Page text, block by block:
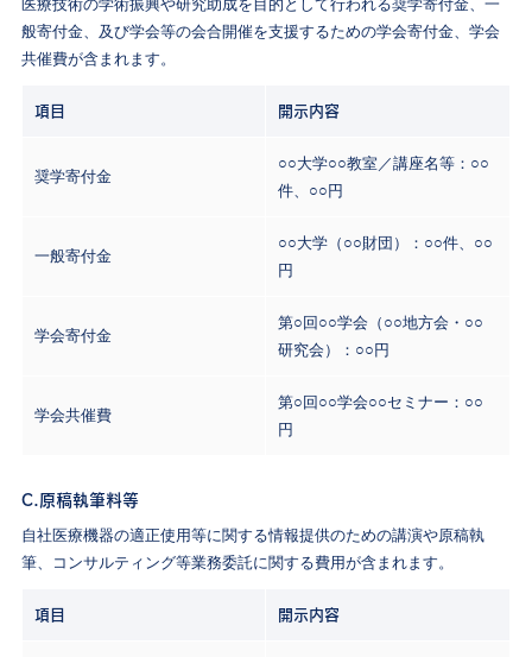
医療技術の学術振興や研究助成を目的として行われる奨学寄付金、一
般寄付金、及び学会等の会合開催を支援するための学会寄付金、学会
共催費が含まれます。
項目 開示内容
奨学寄付金
○○大学○○教室／講座名等：○○
件、○○円
一般寄付金
○○大学（○○財団）：○○件、○○
円
学会寄付金
第○回○○学会（○○地方会・○○
研究会）：○○円
学会共催費
第○回○○学会○○セミナー：○○
円
C.原稿執筆料等
自社医療機器の適正使用等に関する情報提供のための講演や原稿執
筆、コンサルティング等業務委託に関する費用が含まれます。
項目 開示内容